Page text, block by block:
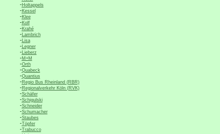
-Holtappels
-Kessel
-Klee
-Kolf
-Krahé
-Lambrich
-Lisa
-Legner
-Lieberz
-M+M
-Orth
-Quabeck
-Quantius
-Regio Bus Rheinland (RBR)
-Regionalverkehr Köln (RVK)
-Schäfer
-Schigulski
-Schneider
-Schumacher
-Staubes
-Töpfer
-Trabucco